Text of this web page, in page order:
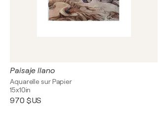
Paisaje llano
Aquarelle sur Papier
15x10in
970 $US